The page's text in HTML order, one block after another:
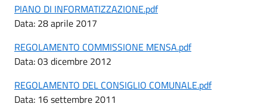
PIANO DI INFORMATIZZAZIONE.pdf
Data: 28 aprile 2017
REGOLAMENTO COMMISSIONE MENSA.pdf
Data: 03 dicembre 2012
REGOLAMENTO DEL CONSIGLIO COMUNALE.pdf
Data: 16 settembre 2011